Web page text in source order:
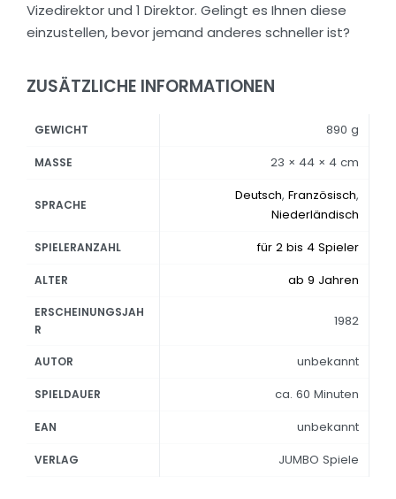
Vizedirektor und 1 Direktor. Gelingt es Ihnen diese
einzustellen, bevor jemand anderes schneller ist?
ZUSÄTZLICHE INFORMATIONEN
GEWICHT 890 g
MASSE 23 × 44 × 4 cm
SPRACHE
Deutsch, Französisch,
Niederländisch
SPIELERANZAHL für 2 bis 4 Spieler
ALTER ab 9 Jahren
ERSCHEINUNGSJAH
R
1982
AUTOR unbekannt
SPIELDAUER ca. 60 Minuten
EAN unbekannt
VERLAG JUMBO Spiele